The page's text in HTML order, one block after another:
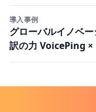
導入事例
グローバルイノベ
訳の力 VoicePing